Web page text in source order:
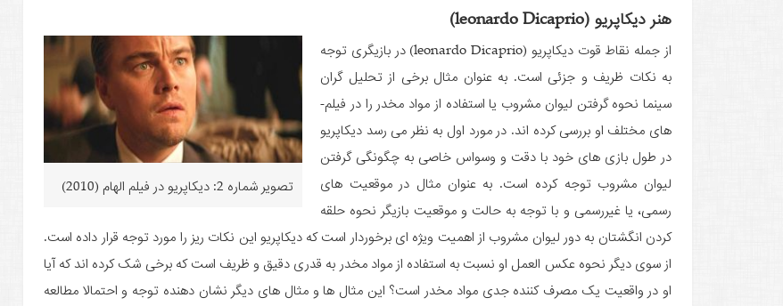
هنر دیکاپریو (leonardo Dicaprio)
تصویر شماره 2: دیکاپریو در فیلم الهام (2010)
از جمله نقاط قوت دیکاپریو (leonardo Dicaprio) در بازیگری توجه
به نکات ظریف و جزئی است. به عنوان مثال برخی از تحلیل گران
سینما نحوه گرفتن لیوان مشروب یا استفاده از مواد مخدر را در فیلم­
های مختلف او بررسی کرده اند. در مورد اول به نظر می رسد دیکاپریو
در طول بازی های خود با دقت و وسواس خاصی به چگونگی گرفتن
لیوان مشروب توجه کرده است. به عنوان مثال در موقعیت های
رسمی، یا غیررسمی و با توجه به حالت و موقعیت بازیگر نحوه حلقه
کردن انگشتان به دور لیوان مشروب از اهمیت ویژه ای برخوردار است که دیکاپریو این نکات ریز را مورد توجه قرار داده است.
از سوی دیگر نحوه عکس العمل او نسبت به استفاده از مواد مخدر به قدری دقیق و ظریف است که برخی شک کرده اند که آیا
او در واقعیت یک مصرف کننده جدی مواد مخدر است؟ این مثال ها و مثال های دیگر نشان دهنده توجه و احتمالا مطالعه